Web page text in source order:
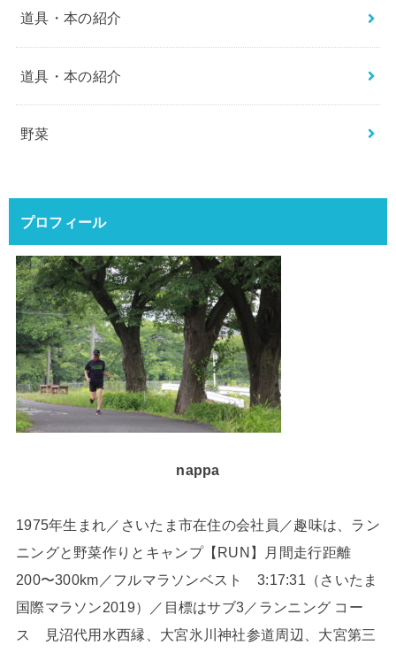
道具・本の紹介
道具・本の紹介
野菜
プロフィール
nappa
1975年生まれ／さいたま市在住の会社員／趣味は、ラン
ニングと野菜作りとキャンプ【RUN】月間走行距離
200〜300km／フルマラソンベスト 3:17:31（さいたま
国際マラソン2019）／目標はサブ3／ランニング コー
ス 見沼代用水西縁、大宮氷川神社参道周辺、大宮第三